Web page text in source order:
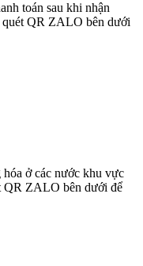
toán sau khi nhận
QR ZALO bên dưới
hóa ở các nước khu vực
QR ZALO bên dưới để